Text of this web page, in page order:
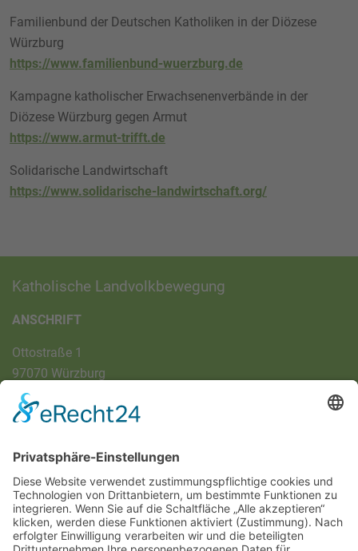
Familienbund der Deutschen Katholiken in der Diözese
Würzburg
https://www.familienbund-wuerzburg.de
Kampagne katholischer Erwachsenenverbände in der
Diözese Würzburg gegen Armut
https://www.armut-trifft.de
Solidarische Landwirtschaft
https://www.solidarische-landwirtschaft.org/
Katholische Landvolkbewegung
ANSCHRIFT
Ottostraße 1
97070 Würzburg
DIREKT-KONTAKT
E-Mail:klb@bistum-wuerzburg.de